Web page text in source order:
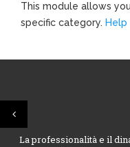
This module allows
specific category. Help
La professionalità e il